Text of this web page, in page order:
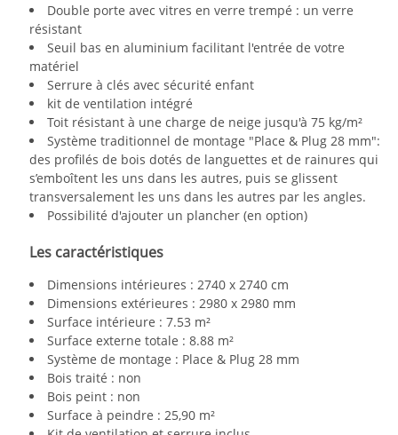
Double porte avec vitres en verre trempé : un verre
résistant
Seuil bas en aluminium facilitant l'entrée de votre
matériel
Serrure à clés avec sécurité enfant
kit de ventilation intégré
Toit résistant à une charge de neige jusqu'à 75 kg/m²
Système traditionnel de montage "Place & Plug 28 mm":
des profilés de bois dotés de languettes et de rainures qui
s’emboîtent les uns dans les autres, puis se glissent
transversalement les uns dans les autres par les angles.
Possibilité d'ajouter un plancher (en option)
Les caractéristiques
Dimensions intérieures : 2740 x 2740 cm
Dimensions extérieures : 2980 x 2980 mm
Surface intérieure : 7.53 m²
Surface externe totale : 8.88 m²
Système de montage : Place & Plug 28 mm
Bois traité : non
Bois peint : non
Surface à peindre : 25,90 m²